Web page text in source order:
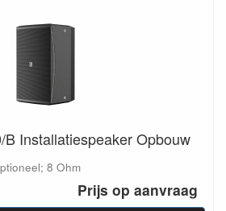
B Installatiespeaker Opbouw
8 Ohm
Prijs op aanvraag